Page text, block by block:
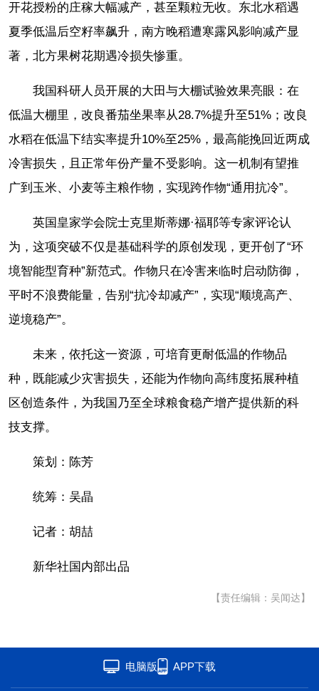
开花授粉的庄稼大幅减产，甚至颗粒无收。东北水稻遇
夏季低温后空籽率飙升，南方晚稻遭寒露风影响减产显
著，北方果树花期遇冷损失惨重。
我国科研人员开展的大田与大棚试验效果亮眼：在
低温大棚里，改良番茄坐果率从28.7%提升至51%；改良
水稻在低温下结实率提升10%至25%，最高能挽回近两成
冷害损失，且正常年份产量不受影响。这一机制有望推
广到玉米、小麦等主粮作物，实现跨作物“通用抗冷”。
英国皇家学会院士克里斯蒂娜·福耶等专家评论认
为，这项突破不仅是基础科学的原创发现，更开创了“环
境智能型育种”新范式。作物只在冷害来临时启动防御，
平时不浪费能量，告别“抗冷却减产”，实现“顺境高产、
逆境稳产”。
未来，依托这一资源，可培育更耐低温的作物品
种，既能减少灾害损失，还能为作物向高纬度拓展种植
区创造条件，为我国乃至全球粮食稳产增产提供新的科
技支撑。
策划：陈芳
统筹：吴晶
记者：胡喆
新华社国内部出品
【责任编辑：吴闻达】
电脑版 APP下载